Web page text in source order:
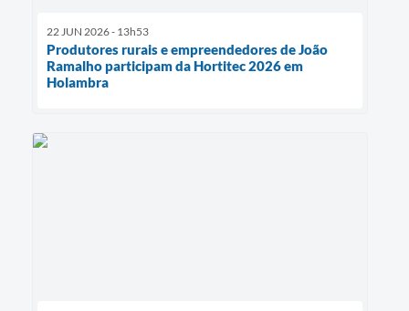
22 JUN 2026 - 13h53
Produtores rurais e empreendedores de João
Ramalho participam da Hortitec 2026 em
Holambra